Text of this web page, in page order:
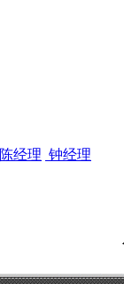
陈经理 钟经理